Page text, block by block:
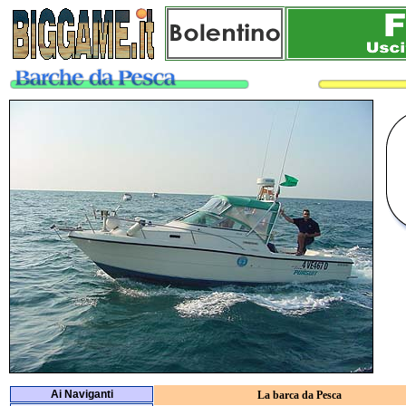
Ai Naviganti La barca da Pesca